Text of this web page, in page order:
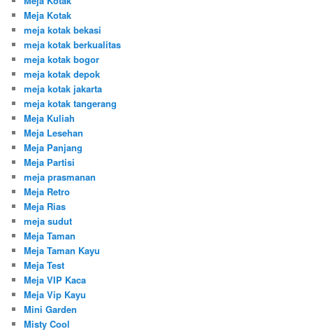
Meja Kotak
meja kotak bekasi
meja kotak berkualitas
meja kotak bogor
meja kotak depok
meja kotak jakarta
meja kotak tangerang
Meja Kuliah
Meja Lesehan
Meja Panjang
Meja Partisi
meja prasmanan
Meja Retro
Meja Rias
meja sudut
Meja Taman
Meja Taman Kayu
Meja Test
Meja VIP Kaca
Meja Vip Kayu
Mini Garden
Misty Cool